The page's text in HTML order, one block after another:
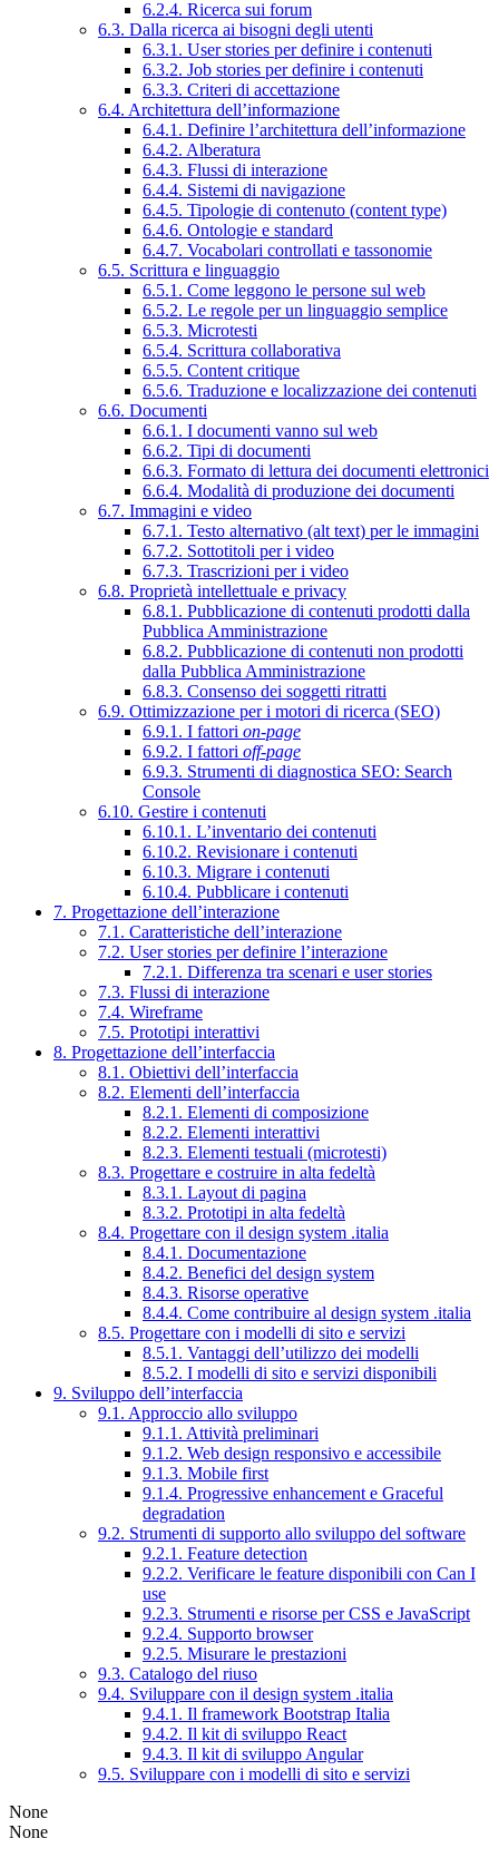
6.2.4. Ricerca sui forum
6.3. Dalla ricerca ai bisogni degli utenti
6.3.1. User stories per definire i contenuti
6.3.2. Job stories per definire i contenuti
6.3.3. Criteri di accettazione
6.4. Architettura dell’informazione
6.4.1. Definire l’architettura dell’informazione
6.4.2. Alberatura
6.4.3. Flussi di interazione
6.4.4. Sistemi di navigazione
6.4.5. Tipologie di contenuto (content type)
6.4.6. Ontologie e standard
6.4.7. Vocabolari controllati e tassonomie
6.5. Scrittura e linguaggio
6.5.1. Come leggono le persone sul web
6.5.2. Le regole per un linguaggio semplice
6.5.3. Microtesti
6.5.4. Scrittura collaborativa
6.5.5. Content critique
6.5.6. Traduzione e localizzazione dei contenuti
6.6. Documenti
6.6.1. I documenti vanno sul web
6.6.2. Tipi di documenti
6.6.3. Formato di lettura dei documenti elettronici
6.6.4. Modalità di produzione dei documenti
6.7. Immagini e video
6.7.1. Testo alternativo (alt text) per le immagini
6.7.2. Sottotitoli per i video
6.7.3. Trascrizioni per i video
6.8. Proprietà intellettuale e privacy
6.8.1. Pubblicazione di contenuti prodotti dalla
Pubblica Amministrazione
6.8.2. Pubblicazione di contenuti non prodotti
dalla Pubblica Amministrazione
6.8.3. Consenso dei soggetti ritratti
6.9. Ottimizzazione per i motori di ricerca (SEO)
6.9.1. I fattori on-page
6.9.2. I fattori off-page
6.9.3. Strumenti di diagnostica SEO: Search
Console
6.10. Gestire i contenuti
6.10.1. L’inventario dei contenuti
6.10.2. Revisionare i contenuti
6.10.3. Migrare i contenuti
6.10.4. Pubblicare i contenuti
7. Progettazione dell’interazione
7.1. Caratteristiche dell’interazione
7.2. User stories per definire l’interazione
7.2.1. Differenza tra scenari e user stories
7.3. Flussi di interazione
7.4. Wireframe
7.5. Prototipi interattivi
8. Progettazione dell’interfaccia
8.1. Obiettivi dell’interfaccia
8.2. Elementi dell’interfaccia
8.2.1. Elementi di composizione
8.2.2. Elementi interattivi
8.2.3. Elementi testuali (microtesti)
8.3. Progettare e costruire in alta fedeltà
8.3.1. Layout di pagina
8.3.2. Prototipi in alta fedeltà
8.4. Progettare con il design system .italia
8.4.1. Documentazione
8.4.2. Benefici del design system
8.4.3. Risorse operative
8.4.4. Come contribuire al design system .italia
8.5. Progettare con i modelli di sito e servizi
8.5.1. Vantaggi dell’utilizzo dei modelli
8.5.2. I modelli di sito e servizi disponibili
9. Sviluppo dell’interfaccia
9.1. Approccio allo sviluppo
9.1.1. Attività preliminari
9.1.2. Web design responsivo e accessibile
9.1.3. Mobile first
9.1.4. Progressive enhancement e Graceful
degradation
9.2. Strumenti di supporto allo sviluppo del software
9.2.1. Feature detection
9.2.2. Verificare le feature disponibili con Can I
use
9.2.3. Strumenti e risorse per CSS e JavaScript
9.2.4. Supporto browser
9.2.5. Misurare le prestazioni
9.3. Catalogo del riuso
9.4. Sviluppare con il design system .italia
9.4.1. Il framework Bootstrap Italia
9.4.2. Il kit di sviluppo React
9.4.3. Il kit di sviluppo Angular
9.5. Sviluppare con i modelli di sito e servizi
None
None